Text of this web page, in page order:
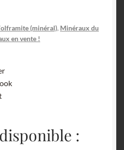
(minéral), Minéraux du
en vente !
: